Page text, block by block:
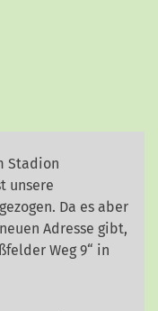
Stadion
unsere
Da es aber
Adresse gibt,
Weg 9“ in